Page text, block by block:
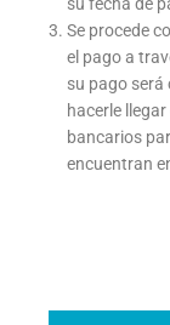
Se procede
el pago a
su pago será
hacerle
bancarios
encuentran